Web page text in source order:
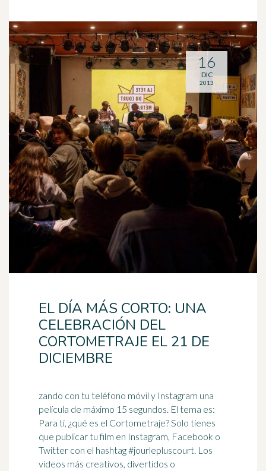
EL DÍA MÁS CORTO: UNA
CELEBRACIÓN DEL
CORTOMETRAJE EL 21 DE
DICIEMBRE
zando con tu teléfono móvil y Instagram una
película de máximo 15 segundos. El tema es:
Para ti, ¿qué es el Cortometraje? Solo tienes
que publicar tu film en Instagram, Facebook o
Twitter con el hashtag#jourlepluscourt. Los
videos más creativos, divertidos o
16
DIC
2013